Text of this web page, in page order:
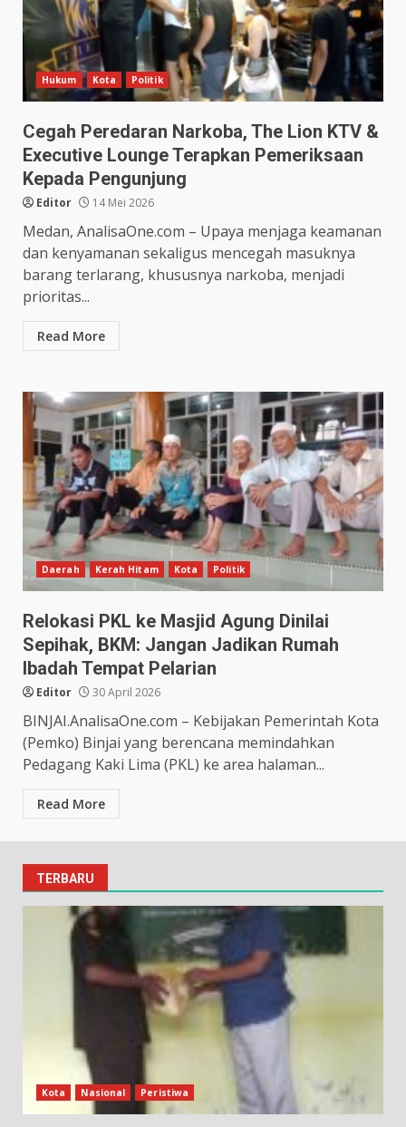
Hukum Kota Politik
Cegah Peredaran Narkoba, The Lion KTV &
Executive Lounge Terapkan Pemeriksaan
Kepada Pengunjung
Editor 14 Mei 2026
Medan, AnalisaOne.com – Upaya menjaga keamanan
dan kenyamanan sekaligus mencegah masuknya
barang terlarang, khususnya narkoba, menjadi
prioritas...
Read More
Daerah Kerah Hitam Kota Politik
Relokasi PKL ke Masjid Agung Dinilai
Sepihak, BKM: Jangan Jadikan Rumah
Ibadah Tempat Pelarian
Editor 30 April 2026
BINJAI.AnalisaOne.com – Kebijakan Pemerintah Kota
(Pemko) Binjai yang berencana memindahkan
Pedagang Kaki Lima (PKL) ke area halaman...
Read More
TERBARU
Kota Nasional Peristiwa